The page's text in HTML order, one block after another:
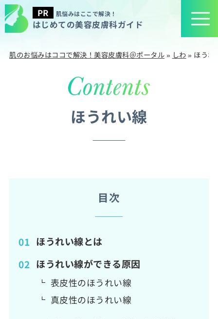
肌悩みはここで解決！
はじめての美容皮膚科ガイド
肌のお悩みはココで解決！美容皮膚科＠ポータル» しわ» ほうれ
ほうれい線
目次
ほうれい線とは
ほうれい線ができる原因
表皮性のほうれい線
真皮性のほうれい線